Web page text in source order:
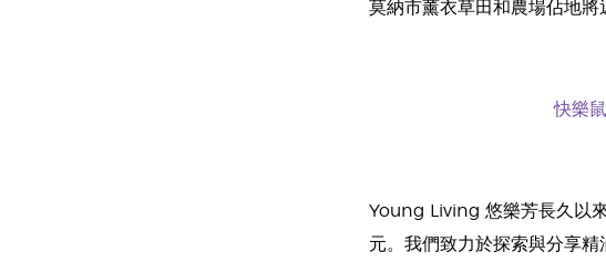
莫納市薰衣草田和農場佔地將
快樂
Young Living 悠樂芳長久以
元。我們致力於探索與分享